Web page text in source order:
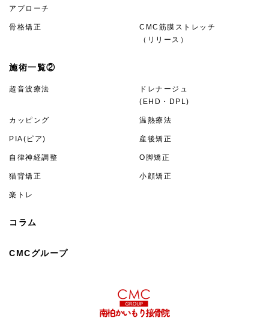
アプローチ
骨格矯正
CMC筋膜ストレッチ
（リリース）
施術一覧②
超音波療法
ドレナージュ
(EHD・DPL)
カッピング 温熱療法
PIA(ピア) 産後矯正
自律神経調整 O脚矯正
猫背矯正 小顔矯正
楽トレ
コラム
CMCグループ